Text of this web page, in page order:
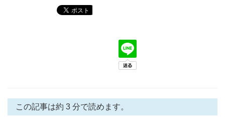
この記事は約 3 分で読めます。